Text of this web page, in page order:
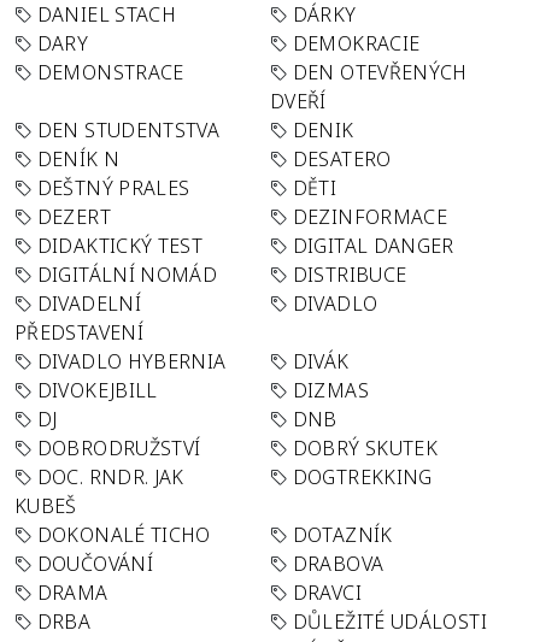
DANIEL STACH
DÁRKY
DARY
DEMOKRACIE
DEMONSTRACE
DEN OTEVŘENÝCH
DVEŘÍ
DEN STUDENTSTVA
DENIK
DENÍK N
DESATERO
DEŠTNÝ PRALES
DĚTI
DEZERT
DEZINFORMACE
DIDAKTICKÝ TEST
DIGITAL DANGER
DIGITÁLNÍ NOMÁD
DISTRIBUCE
DIVADELNÍ
PŘEDSTAVENÍ
DIVADLO
DIVADLO HYBERNIA
DIVÁK
DIVOKEJBILL
DIZMAS
DJ
DNB
DOBRODRUŽSTVÍ
DOBRÝ SKUTEK
DOC. RNDR. JAK
KUBEŠ
DOGTREKKING
DOKONALÉ TICHO
DOTAZNÍK
DOUČOVÁNÍ
DRABOVA
DRAMA
DRAVCI
DRBA
DŮLEŽITÉ UDÁLOSTI